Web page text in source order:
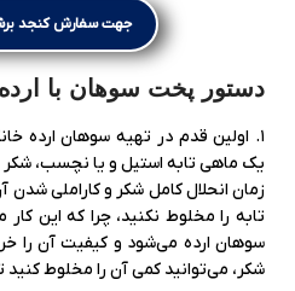
جهت سفارش کنجد
دستور پخت سوهان با
۱. اولین قدم در تهیه سوهان ارده
یک ماهی تابه‌ استیل و یا نچسب، شکر
زمان انحلال کامل شکر و کاراملی
تابه را مخلوط نکنید، چرا که این
سوهان ارده می‌شود و کیفیت آن را
شکر، می‌توانید کمی آن را مخلوط